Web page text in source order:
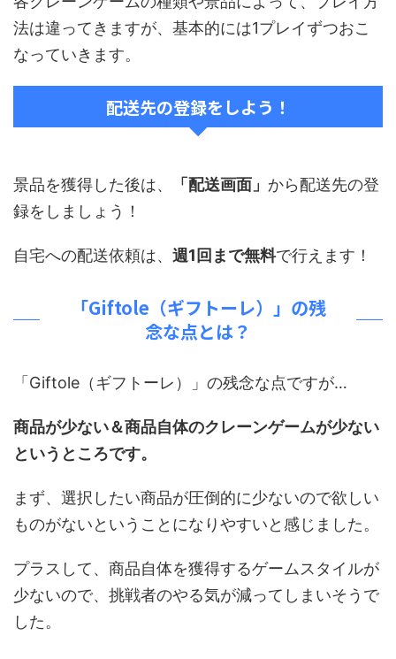
法は違ってきますが、基本的には1プレイずつおこ
なっていきます。
配送先の登録をしよう！
景品を獲得した後は、 「配送画面」 から配送先の登
録をしましょう！
自宅への配送依頼は、 週1回まで無料で行えます！
「Giftole（ギフトーレ）」の残
念な点とは？
「Giftole（ギフトーレ）」の残念な点ですが…
商品が少ない＆商品自体のクレーンゲームが少ない
というところです。
まず、選択したい商品が圧倒的に少ないので欲しい
ものがないということになりやすいと感じました。
プラスして、商品自体を獲得するゲームスタイルが
少ないので、挑戦者のやる気が減ってしまいそうで
した。